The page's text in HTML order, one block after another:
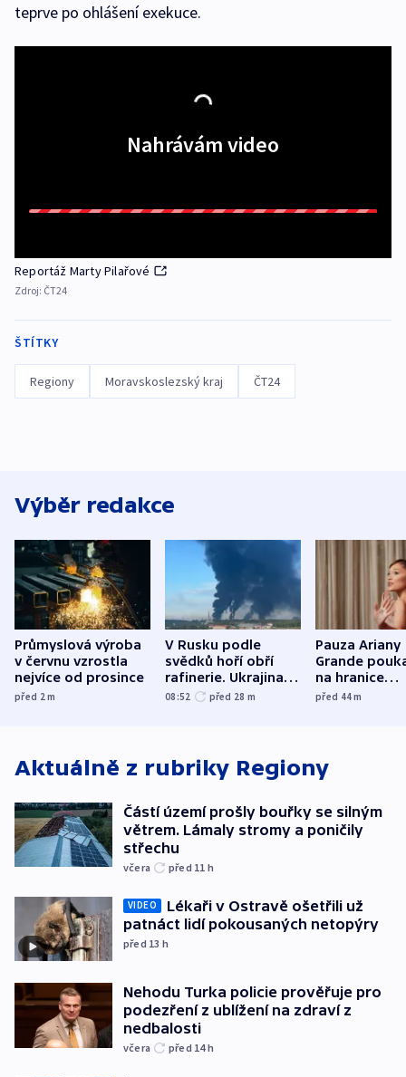
teprve po ohlášení exekuce.
Nahrávám video
Reportáž Marty Pilařové
Zdroj: ČT24
ŠTÍTKY
Regiony Moravskoslezský kraj ČT24
Výběr redakce
Průmyslová výroba
v červnu vzrostla
nejvíce od prosince
před 2m
V Rusku podle
svědků hoří obří
rafinerie. Ukrajina
hlásí oběti
08:52 před 28 m
Pauza Ariany
Grande
na hranice
před 44m
Aktuálně z rubriky Regiony
Částí území prošly bouřky se silným
větrem. Lámaly stromy a poničily
střechu
včera před 11 h
VIDEO
Lékaři v Ostravě ošetřili už
patnáct lidí pokousaných netopýry
před 13 h
Nehodu Turka policie prověřuje pro
podezření z ublížení na zdraví z
nedbalosti
včera před 14h